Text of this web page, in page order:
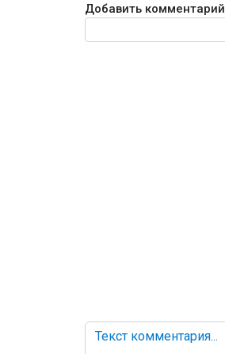
Добавить комментарий
Текст комментария